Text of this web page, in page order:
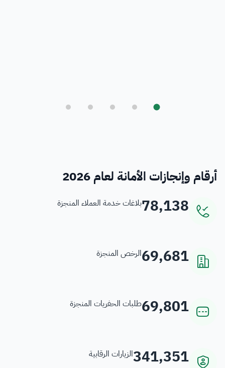
أرقام وإنجازات الأمانة لعام 2026
78,138بلاغات خدمة العملاء المنجزة
69,681الرخص المنجزة
69,801طلبات الحفريات المنجزة
341,351الزيارات الرقابية